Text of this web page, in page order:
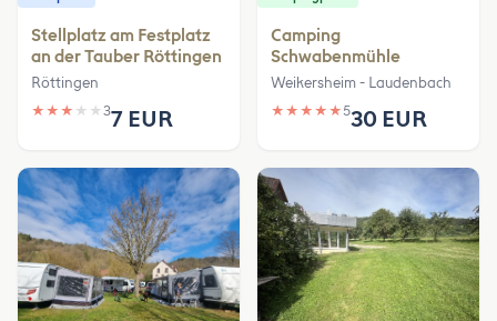
Stellplatz am Festplatz
an der Tauber Röttingen
Röttingen
★ ★ ★ ★ ★ 37 EUR
Camping
Schwabenmühle
Weikersheim - Laudenbach
★ ★ ★ ★ ★530 EUR